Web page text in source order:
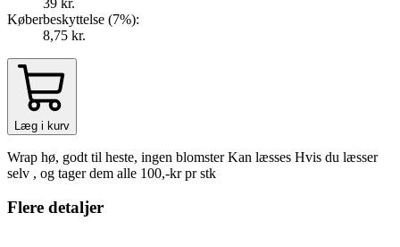
Køberbeskyttelse (7%):
8,75 kr.
Læg i kurv
Wrap hø, godt til heste, ingen blomster Kan læsses Hvis du læsser
selv , og tager dem alle 100,-kr pr stk
Flere detaljer